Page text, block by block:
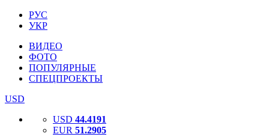
РУС
УКР
ВИДЕО
ФОТО
ПОПУЛЯРНЫЕ
СПЕЦПРОЕКТЫ
USD
USD 44.4191
EUR 51.2905